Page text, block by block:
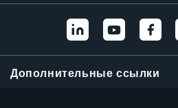
Дополнительные ссылки